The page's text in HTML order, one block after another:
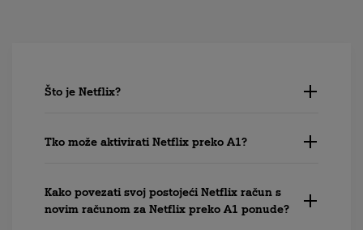
Što je Netflix?
Tko može aktivirati Netflix preko A1?
Kako povezati svoj postojeći Netflix račun s
novim računom za Netflix preko A1 ponude?